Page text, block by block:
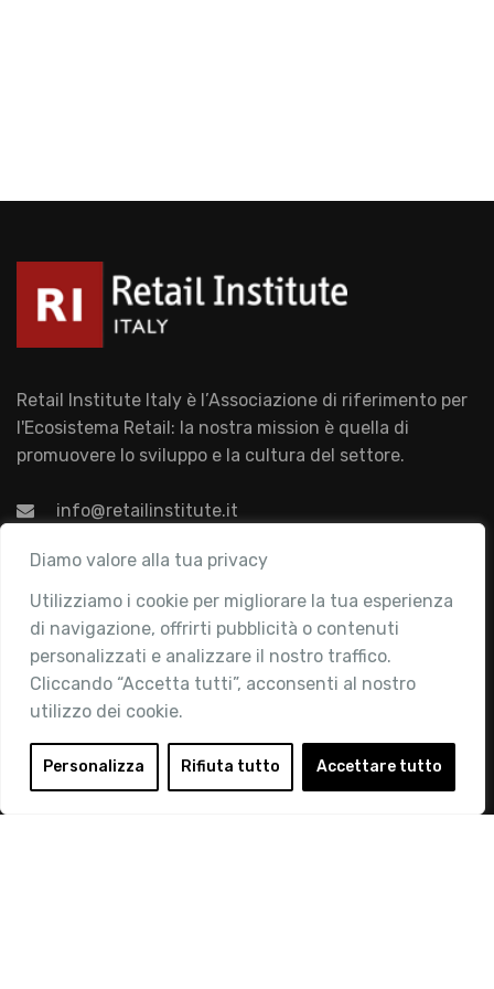
Diamo valore alla tua privacy
Utilizziamo i cookie per migliorare la tua esperienza
di navigazione, offrirti pubblicità o contenuti
personalizzati e analizzare il nostro traffico.
Cliccando “Accetta tutti”, acconsenti al nostro
utilizzo dei cookie.
Personalizza Rifiuta tutto Accettare tutto
Retail Institute Italy è l’Associazione di riferimento per
l'Ecosistema Retail: la nostra mission è quella di
promuovere lo sviluppo e la cultura del settore.
info@retailinstitute.it
Associazione
Chi siamo
Attività
Contatti
Area Riservata
Login
Diventa Socio